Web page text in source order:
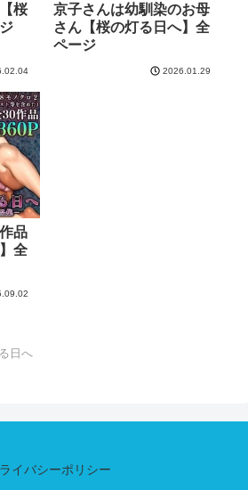
桜
京子さんは幼馴染のお母
さん【桜の灯る日へ】全
ページ
2026.01.29
品
全
日へ
イバシーポリシー